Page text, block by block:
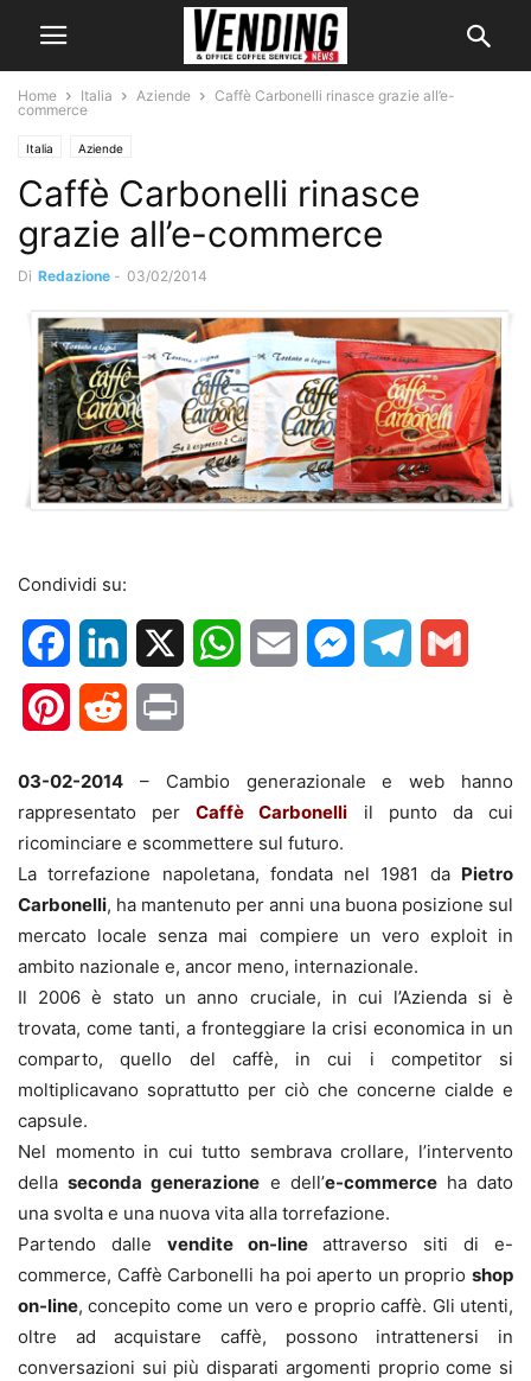
Home Italia Aziende
Caffè Carbonelli rinasce grazie all’e-
commerce
Italia Aziende
Caffè Carbonelli rinasce
grazie all’e-commerce
Di Redazione - 03/02/2014
Condividi su:
FacebookLinkedIn WhatsApp
Email MessengerTelegram
PinterestReddit
03-02-2014 – Cambio generazionale e web hanno
rappresentato perCaffè Carbonelli il punto da cui
ricominciare e scommettere sul futuro.
La torrefazione napoletana, fondata nel 1981 da Pietro
Carbonelli, ha mantenuto per anni una buona posizione sul
mercato locale senza mai compiere un vero exploit in
ambito nazionale e, ancor meno, internazionale.
Il 2006 è stato un anno cruciale, in cui l’Azienda si è
trovata, come tanti, a fronteggiare la crisi economica in un
comparto, quello del caffè, in cui i competitor si
moltiplicavano soprattutto per ciò che concerne cialde e
capsule.
Nel momento in cui tutto sembrava crollare, l’intervento
dellaseconda generazione e dell’e-commerceha dato
una svolta e una nuova vita alla torrefazione.
Partendo dalle vendite on-lineattraverso siti di e-
commerce, Caffè Carbonelli ha poi aperto un proprio shop
on-line, concepito come un vero e proprio caffè. Gli utenti,
oltre ad acquistare caffè, possono intrattenersi in
conversazioni sui più disparati argomenti proprio come si